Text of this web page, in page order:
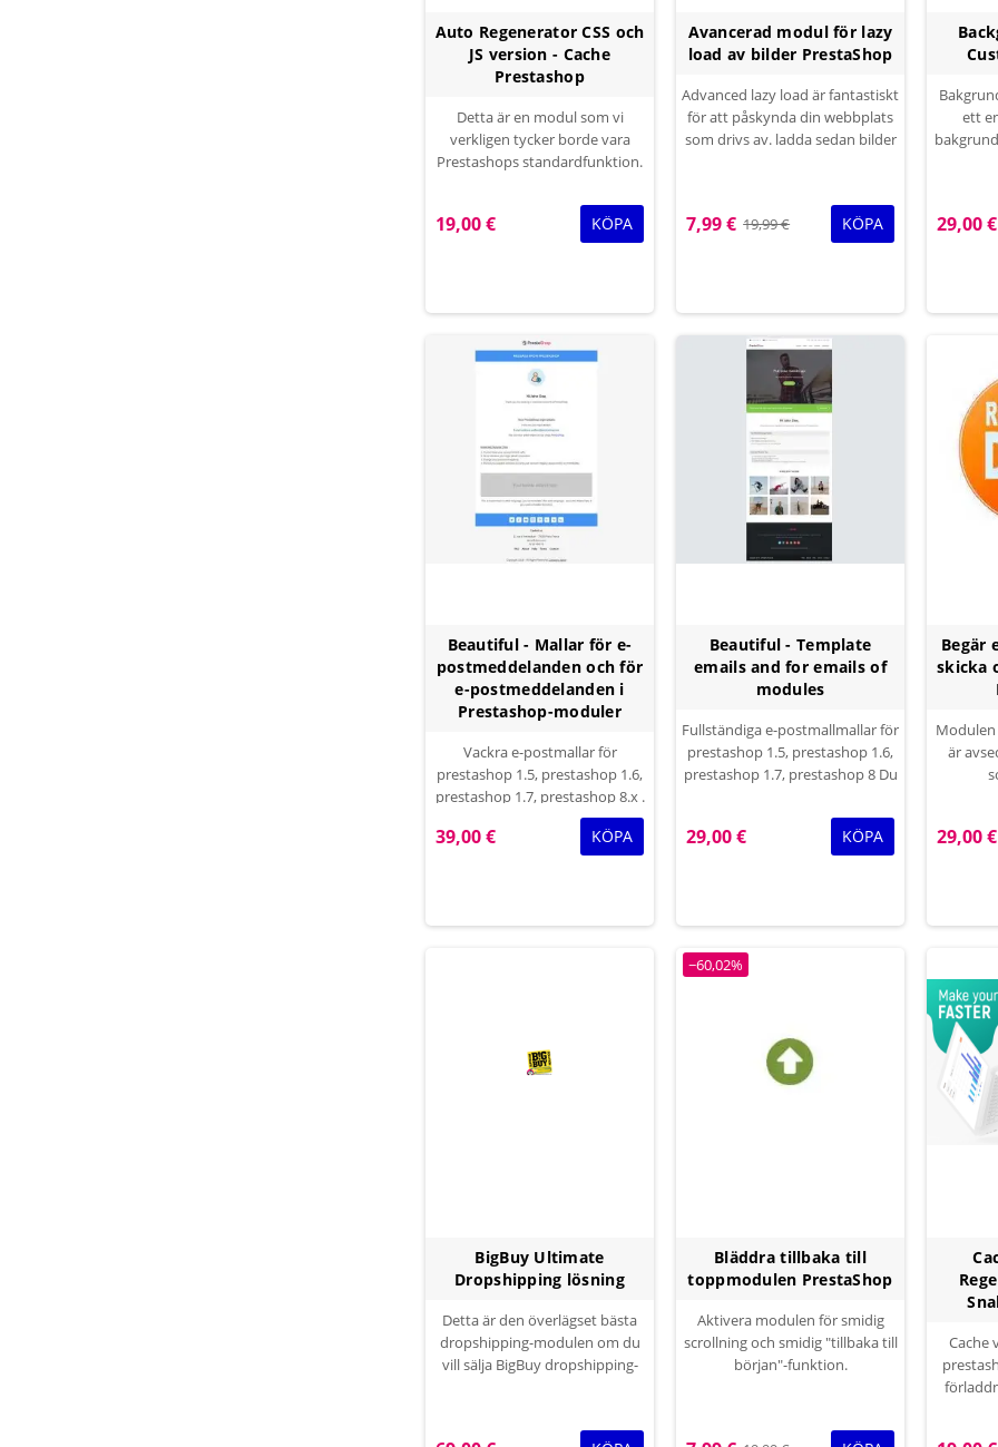
Auto Regenerator CSS och
JS version - Cache
Prestashop
Detta är en modul som vi
verkligen tycker borde vara
Prestashops standardfunktion.
en MÅSTE HA MODUL, om du
gör ändringar på din frontend då
19,00 € KÖPA
Avancerad modul för lazy
load av bilder PrestaShop
Advanced lazy load är fantastiskt
för att påskynda din webbplats
som drivs av. ladda sedan bilder
laddningstiden
7,99 € 19,99 € KÖPA
ett
eller
29,00 €
Beautiful - Mallar för e-
postmeddelanden och för
e-postmeddelanden i
Prestashop-moduler
Vackra e-postmallar för
prestashop 1.5, prestashop 1.6,
prestashop 1.7, prestashop 8.x .
Uppmuntra besökare att
39,00 € KÖPA
Beautiful - Template
emails and for emails of
modules
Fullständiga e-postmallmallar för
prestashop 1.5, prestashop 1.6,
prestashop 1.7, prestashop 8 Du
teckensnittstorlek och alla
teckensnitt som finns på Google
29,00 € KÖPA
Begär
skicka
är
29,00 €
BigBuy Ultimate
Dropshipping lösning
Detta är den överlägset bästa
dropshipping-modulen om du
vill sälja BigBuy dropshipping-
din butik smidig, snabb
−60,02%
Bläddra tillbaka till
toppmodulen PrestaShop
Aktivera modulen för smidig
scrollning och smidig "tillbaka till
början"-funktion.
Cache